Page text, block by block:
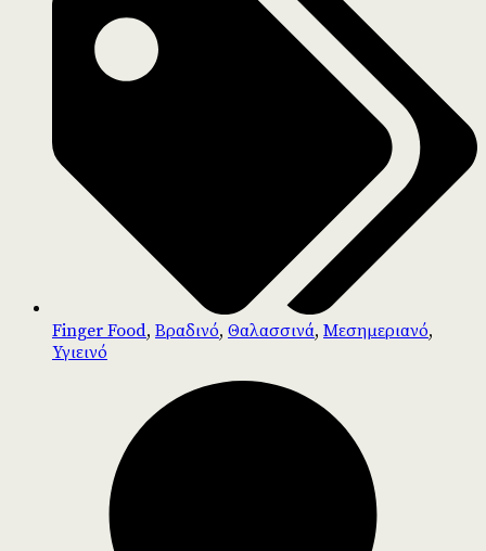
Finger Food, Βραδινό, Θαλασσινά, Μεσημεριανό,
Υγιεινό